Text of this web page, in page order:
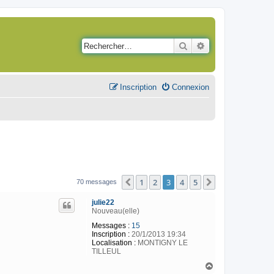
Rechercher
Connexion
Inscription
70 messages Précédent
1 2 3 4 5
julie22
Nouveau(elle)
Messages : 15
Inscription : 20/1/2013 19:34
Localisation : MONTIGNY LE
TILLEUL